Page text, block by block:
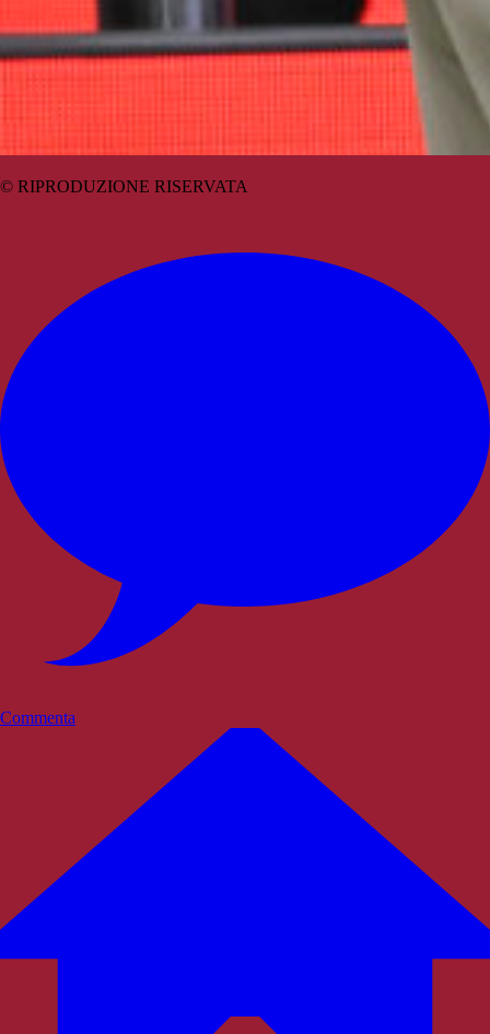
© RIPRODUZIONE RISERVATA
Commenta